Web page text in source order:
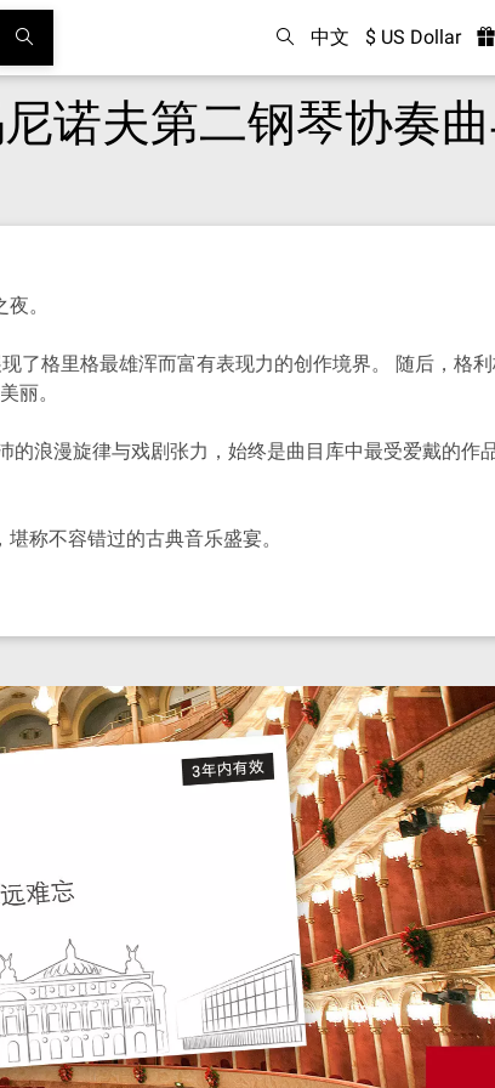
中文 $ US Dollar
诺夫第二钢琴协奏
。
了格里格最雄浑而富有表现力的创作境界。 随后，格
丽。
浪漫旋律与戏剧张力，始终是曲目库中最受爱戴的作
称不容错过的古典音乐盛宴。